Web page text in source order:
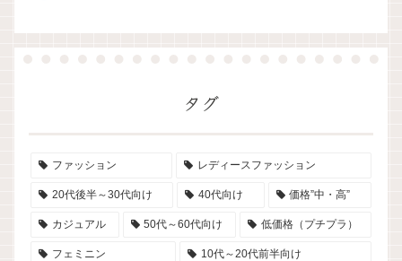
タグ
ファッション レディースファッション
20代後半～30代向け 40代向け 価格”中・高”
カジュアル 50代～60代向け 低価格（プチプラ）
フェミニン 10代～20代前半向け